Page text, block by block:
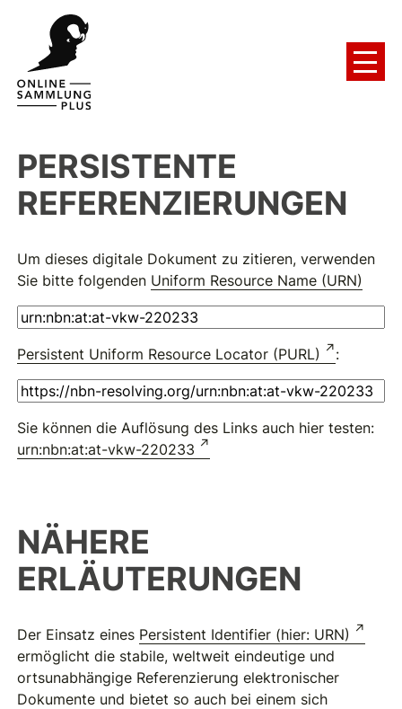
PERSISTENTE
REFERENZIERUNGEN
Um dieses digitale Dokument zu zitieren, verwenden
Sie bitte folgenden Uniform Resource Name (URN)
Persistent Uniform Resource Locator (PURL) :
Sie können die Auflösung des Links auch hier testen:
urn:nbn:at:at-vkw-220233
NÄHERE
ERLÄUTERUNGEN
Der Einsatz eines Persistent Identifier (hier: URN)
ermöglicht die stabile, weltweit eindeutige und
ortsunabhängige Referenzierung elektronischer
Dokumente und bietet so auch bei einem sich